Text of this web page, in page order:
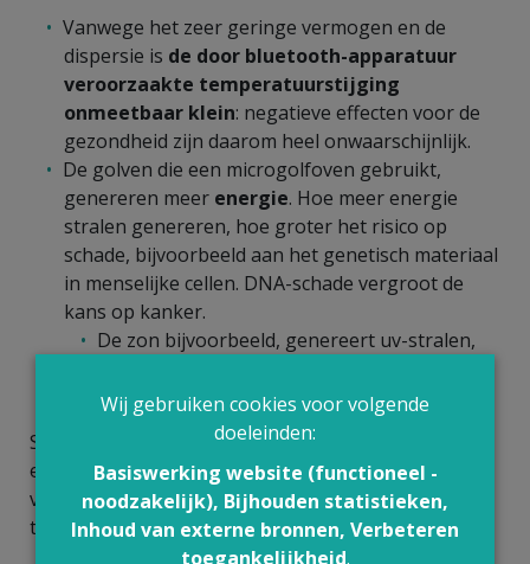
Vanwege het zeer geringe vermogen en de
dispersie is de door bluetooth-apparatuur
veroorzaakte temperatuurstijging
onmeetbaar klein: negatieve effecten voor de
gezondheid zijn daarom heel onwaarschijnlijk.
De golven die een microgolfoven gebruikt,
genereren meer energie. Hoe meer energie
stralen genereren, hoe groter het risico op
schade, bijvoorbeeld aan het genetisch materiaal
in menselijke cellen. DNA-schade vergroot de
kans op kanker.
De zon bijvoorbeeld, genereert uv-stralen,
straling is, en kan huidkanker veroorzaken.
Straling die
weinig energiegenereert, stralen die
een smartphone uitzendt bijvoorbeeld, kan
vermoedelijkgeen schade aan het DNA
toebrengen.
Wij gebruiken cookies voor volgende
doeleinden:
Basiswerking website (functioneel -
noodzakelijk), Bijhouden statistieken,
Inhoud van externe bronnen, Verbeteren
toegankelijkheid.